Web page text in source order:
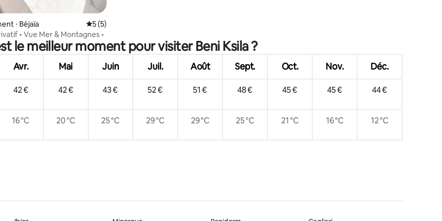
sur la base de 5 commentaires : 5 sur 5
⋅ Béjaïa Évaluation moyenne sur la base de 5 commentaires : 5 sur 5
5 (5)
• Vue Mer & Montagnes •
le meilleur moment pour visiter Beni Ksila ?
Avr. Mai Juin Juil. Août Sept. Oct. Nov. Déc.
42 € 42 € 43 € 52 € 51 € 48 € 45 € 45 € 44 €
16 °C 20 °C 25 °C 29 °C 29 °C 25 °C 21 °C 16 °C 12 °C